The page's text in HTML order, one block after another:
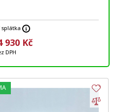
splátka
930 Kč
DPH